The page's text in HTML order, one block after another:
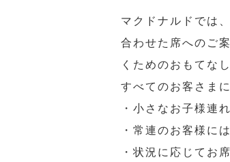
マクドナルドでは
合わせた席へのご
くためのおもてな
すべてのお客さま
・小さなお子様連
・常連のお客様に
・状況に応じてお